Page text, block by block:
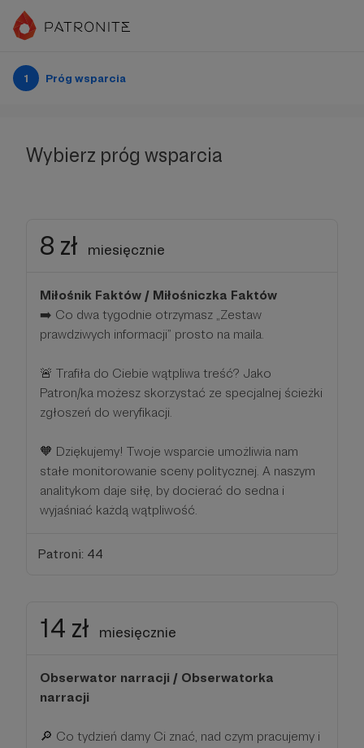
1 Próg wsparcia
Wybierz próg wsparcia
8 zł miesięcznie
Miłośnik Faktów / Miłośniczka Faktów
➡️ Co dwa tygodnie otrzymasz „Zestaw
prawdziwych informacji” prosto na maila.
🚨 Trafiła do Ciebie wątpliwa treść? Jako
Patron/ka możesz skorzystać ze specjalnej ścieżki
zgłoszeń do weryfikacji.
🧡 Dziękujemy! Twoje wsparcie umożliwia nam
stałe monitorowanie sceny politycznej. A naszym
analitykom daje siłę, by docierać do sedna i
wyjaśniać każdą wątpliwość.
Patroni: 44
14 zł miesięcznie
Obserwator narracji / Obserwatorka
narracji
🔎 Co tydzień damy Ci znać, nad czym pracujemy i